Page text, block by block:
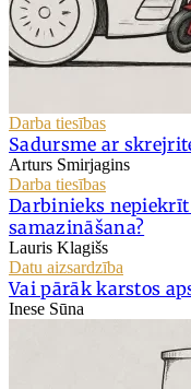
Darba tiesības
Sadursme ar
Arturs Smirjagins
Darba tiesības
Darbinieks
samazināšana?
Lauris Klagišs
Datu aizsardzība
Vai pārāk karstos
Inese Sūna